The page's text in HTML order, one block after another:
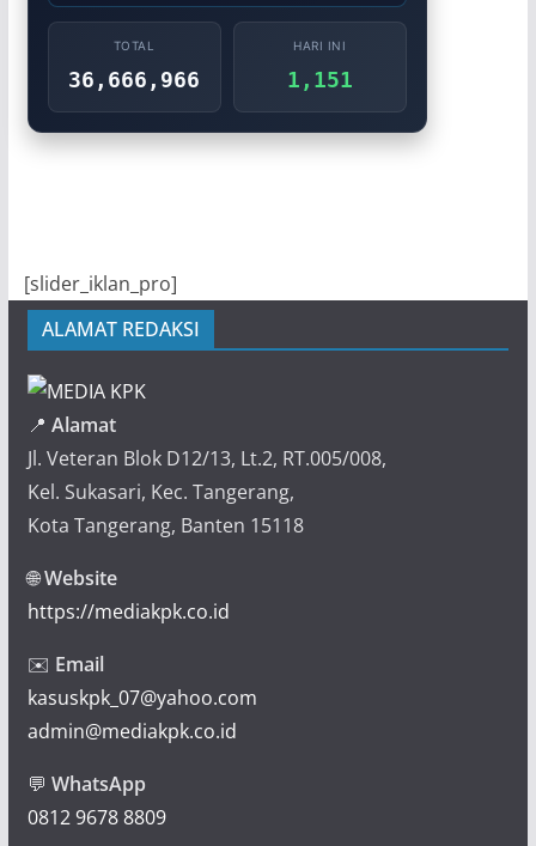
TOTAL
36,666,966
HARI INI
1,151
[slider_iklan_pro]
ALAMAT REDAKSI
📍 Alamat
Jl. Veteran Blok D12/13, Lt.2, RT.005/008,
Kel. Sukasari, Kec. Tangerang,
Kota Tangerang, Banten 15118
🌐Website
https://mediakpk.co.id
✉️ Email
kasuskpk_07@yahoo.com
admin@mediakpk.co.id
💬 WhatsApp
0812 9678 8809